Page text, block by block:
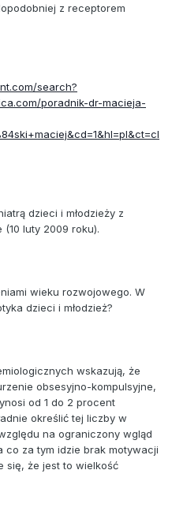
z receptorem
search?
poradnik-dr-macieja-
dzieci i młodzieży z
luty 2009 roku).
wieku rozwojowego. W
dzieci i młodzież?
wskazują, że
obsesyjno-kompulsyjne,
od 1 do 2 procent
określić tej liczby w
na ograniczony wgląd
za tym idzie brak motywacji
się, że jest to wielkość